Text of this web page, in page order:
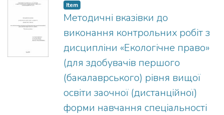
Item
Методичні вказівки до
виконання контрольних робіт з
дисципліни «Екологічне право»
(для здобувачів першого
(бакалаврського) рівня вищої
освіти заочної (дистанційної)
форми навчання спеціальності